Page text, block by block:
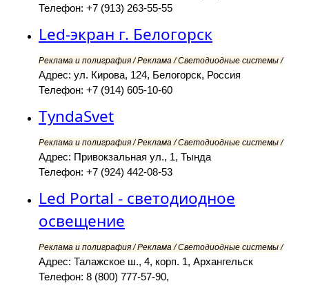
Телефон: +7 (913) 263-55-55
Led-экран г. Белогорск
Реклама и полиграфия / Реклама / Светодиодные системы /
Адрес: ул. Кирова, 124, Белогорск, Россия
Телефон: +7 (914) 605-10-60
TyndaSvet
Реклама и полиграфия / Реклама / Светодиодные системы /
Адрес: Привокзальная ул., 1, Тында
Телефон: +7 (924) 442-08-53
Led Portal - светодиодное
освещение
Реклама и полиграфия / Реклама / Светодиодные системы /
Адрес: Талажское ш., 4, корп. 1, Архангельск
Телефон: 8 (800) 777-57-90,